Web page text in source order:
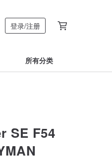
登录/注册
所有分类
SE F54